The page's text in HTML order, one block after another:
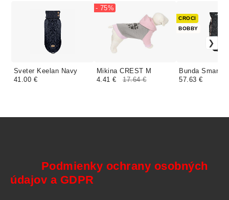
Sveter Keelan Navy
41.00 €
Mikina CREST M
- 75%
4.41 € 17.64 €
Bunda Smart
CROCI
BOBBY
57.63 €
Podmienky ochrany osobných
údajov a GDPR